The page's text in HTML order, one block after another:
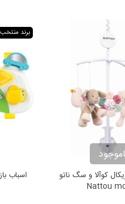
کوآلا و سگ ناتو
Nattou
برند منتخب
اسباب